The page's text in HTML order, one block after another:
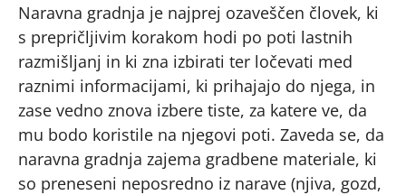
Naravna gradnja je najprej ozaveščen človek, ki
s prepričljivim korakom hodi po poti lastnih
razmišljanj in ki zna izbirati ter ločevati med
raznimi informacijami, ki prihajajo do njega, in
zase vedno znova izbere tiste, za katere ve, da
mu bodo koristile na njegovi poti. Zaveda se, da
naravna gradnja zajema gradbene materiale, ki
so preneseni neposredno iz narave (njiva, gozd,